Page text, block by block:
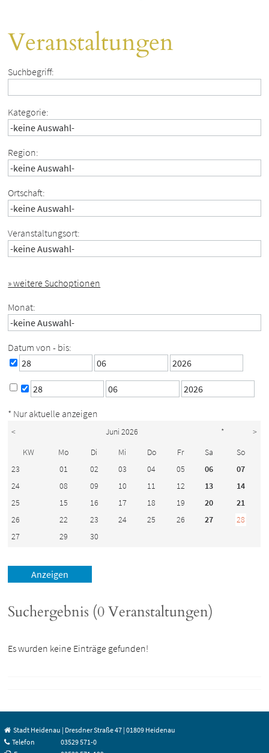
Veranstaltungen
Suchbegriff:
Kategorie:
Region:
Ortschaft:
Veranstaltungsort:
» weitere Suchoptionen
Monat:
Datum von - bis:
* Nur aktuelle anzeigen
< Juni 2026 *
>
KW
Mo Di Mi Do Fr Sa
So
23
01 02 03 04 05 06
07
24
08 09 10 11 12 13
14
25
15 16 17 18 19 20
21
26
22 23 24 25 26 27
28
27
29 30
Suchergebnis (0 Veranstaltungen)
Es wurden keine Einträge gefunden!
Stadt Heidenau | Dresdner Straße 47 | 01809 Heidenau
Telefon
03529 571-0